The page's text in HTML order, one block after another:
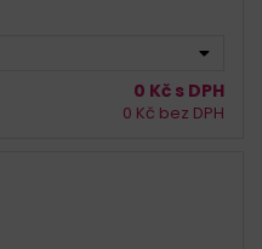
0 Kč s DPH
0 Kč bez DPH